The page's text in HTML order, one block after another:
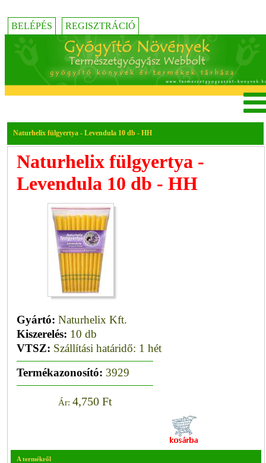
BELÉPÉS REGISZTRÁCIÓ
Naturhelix fülgyertya - Levendula 10 db - HH
Naturhelix fülgyertya -
Levendula 10 db - HH
Gyártó: Naturhelix Kft.
Kiszerelés: 10 db
VTSZ: Szállítási határidő: 1 hét
Termékazonosító: 3929
Ár: 4,750 Ft
A termékről